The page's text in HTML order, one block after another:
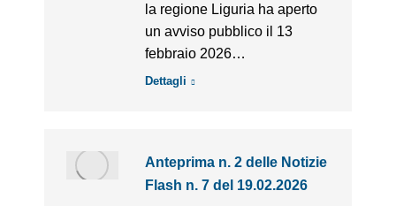
la regione Liguria ha aperto
un avviso pubblico il 13
febbraio 2026…
Dettagli
Anteprima n. 2 delle Notizie
Flash n. 7 del 19.02.2026